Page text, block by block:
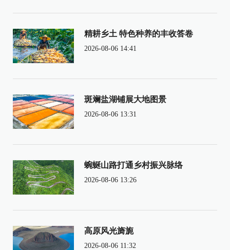
精耕乡土 特色种养的丰收答卷
2026-08-06 14:41
斑斓盐湖铺展大地图景
2026-08-06 13:31
蜿蜒山路打通乡村振兴脉络
2026-08-06 13:26
高原风光旖旎
2026-08-06 11:32